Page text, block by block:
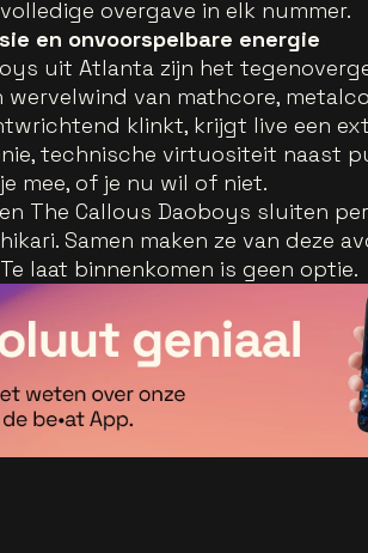
overgave in elk nummer.
en onvoorspelbare energie
uit Atlanta zijn het
wervelwind van mathcore,
klinkt, krijgt live een
technische virtuositeit naast
mee, of je nu wil of niet.
The Callous Daoboys sluiten
Samen maken ze van deze
laat binnenkomen is geen optie.